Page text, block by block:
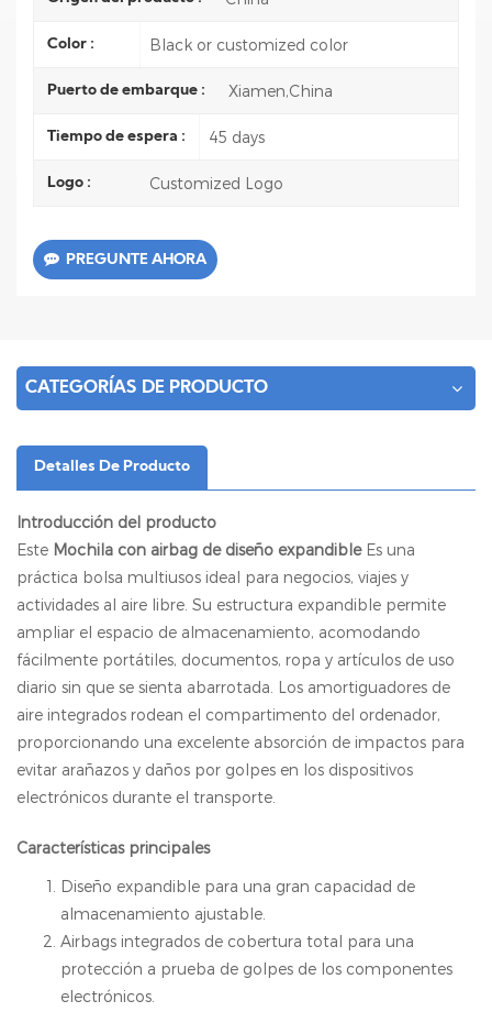
Color : Black or customized color
Puerto de embarque : Xiamen,China
Tiempo de espera : 45 days
Logo : Customized Logo
PREGUNTE AHORA
CATEGORÍAS DE PRODUCTO
Detalles De Producto
Introducción del producto
Este Mochila con airbag de diseño expandibleEs una
práctica bolsa multiusos ideal para negocios, viajes y
actividades al aire libre. Su estructura expandible permite
ampliar el espacio de almacenamiento, acomodando
fácilmente portátiles, documentos, ropa y artículos de uso
diario sin que se sienta abarrotada. Los amortiguadores de
aire integrados rodean el compartimento del ordenador,
proporcionando una excelente absorción de impactos para
evitar arañazos y daños por golpes en los dispositivos
electrónicos durante el transporte.
Características principales
Diseño expandible para una gran capacidad de
almacenamiento ajustable.
Airbags integrados de cobertura total para una
protección a prueba de golpes de los componentes
electrónicos.